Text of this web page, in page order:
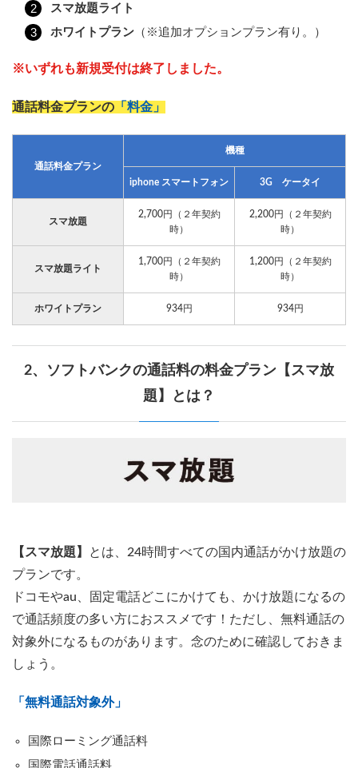
スマ放題ライト
ホワイトプラン （※追加オプションプラン有り。）
※いずれも新規受付は終了しました。
通話料金プランの 「料金」
通話料金プラン
機種
iphone スマートフォン 3G ケータイ
スマ放題
2,700円（２年契約
時）
2,200円（２年契約
時）
スマ放題ライト
1,700円（２年契約
時）
1,200円（２年契約
時）
ホワイトプラン 934円 934円
2、ソフトバンクの通話料の料金プラン【スマ放
題】とは？
【スマ放題】 とは、 24時間すべての国内通話がかけ放題の
プランです。
ドコモやau、固定電話どこにかけても、かけ放題になるの
で通話頻度の多い方におススメです！ただし、無料通話の
対象外になるものがあります。念のために確認しておきま
しょう。
「無料通話対象外」
国際ローミング通話料
国際電話通話料